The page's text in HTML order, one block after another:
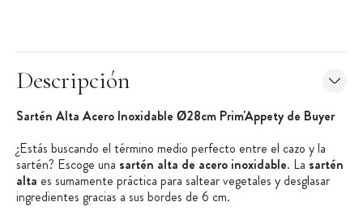
Descripción
Sartén Alta Acero Inoxidable Ø28cm Prim'Appety de Buyer
¿Estás buscando el término medio perfecto entre el cazo y la
sartén? Escoge una sartén alta de acero inoxidable. La sartén
alta es sumamente práctica para saltear vegetales y desglasar
ingredientes gracias a sus bordes de 6 cm.